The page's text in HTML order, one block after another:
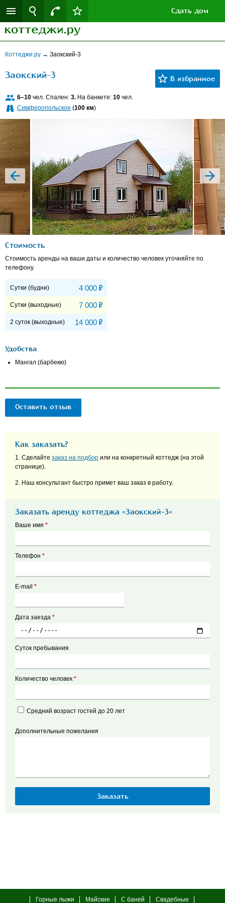
Сдать дом
Коттеджи.ру → Заокский-3
Заокский-3
6–10 чел. Спален: 3. На банкете: 10 чел.
Симферопольское (100 км)
prev next
Стоимость
Стоимость аренды на ваши даты и количество человек уточняйте по
телефону.
Сутки (будни) 4 000 Р
Сутки (выходные) 7 000 Р
2 суток (выходные) 14 000 Р
Удобства
Мангал (барбекю)
Оставить отзыв
Как заказать?
1. Сделайте заказ на подбор или на конкретный коттедж (на этой
странице).
2. Наш консультант быстро примет ваш заказ в работу.
Заказать аренду коттеджа «Заокский-3»
Ваше имя *
Телефон *
E-mail *
Дата заезда *
Суток пребывания
Количество человек *
Средний возраст гостей до 20 лет
Дополнительные пожелания
Горные лыжи Майские С баней Свадебные